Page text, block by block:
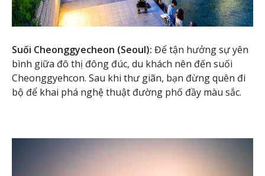
Suối Cheonggyecheon (Seoul): Để tận hưởng sự yên
bình giữa đô thị đông đúc, du khách nên đến suối
Cheonggyehcon. Sau khi thư giãn, bạn đừng quên đi
bộ để khai phá nghệ thuật đường phố đầy màu sắc.